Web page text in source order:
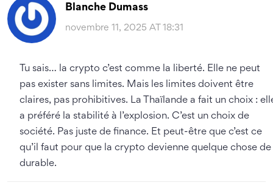
Blanche Dumass
novembre 11, 2025 AT 18:31
Tu sais… la crypto c’est comme la liberté. Elle ne peut
pas exister sans limites. Mais les limites doivent être
claires, pas prohibitives. La Thaïlande a fait un choix :
a préféré la stabilité à l’explosion. C’est un choix de
société. Pas juste de finance. Et peut-être que c’est ce
qu’il faut pour que la crypto devienne quelque chose de
durable.